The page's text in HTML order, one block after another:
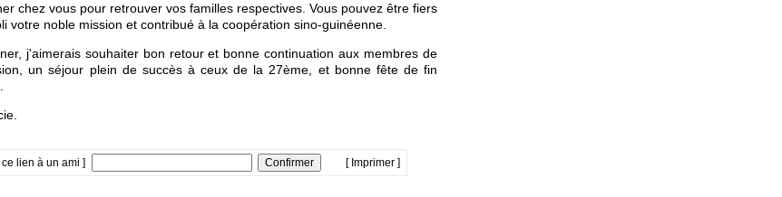
chez vous pour retrouver vos familles respectives. Vous pouvez être fiers
votre noble mission et contribué à la coopération sino-guinéenne.
j'aimerais souhaiter bon retour et bonne continuation aux membres de
un séjour plein de succès à ceux de la 27ème, et bonne fête de fin
lien à un ami ] [ Imprimer ]